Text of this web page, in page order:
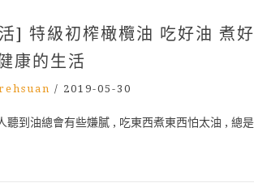
] 特級初榨橄欖油 吃好油 煮
康的生活
/ 2019-05-30
聽到油總會有些嫌膩 , 吃東西煮東西怕太油 , 總